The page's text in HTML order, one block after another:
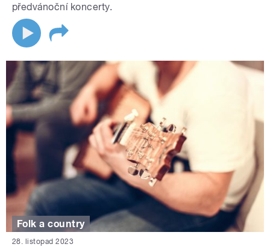
předvánoční koncerty.
Folk a country
28. listopad 2023